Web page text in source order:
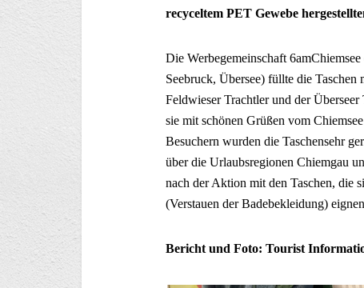
recyceltem PET Gewebe
Die Werbegemeinschaft
Seebruck, Übersee) füllte die
Feldwieser Trachtler und der
sie mit schönen Grüßen vom
Besuchern wurden die Taschensehr
über die Urlaubsregionen Chiemgau
nach der Aktion mit den Taschen, die
(Verstauen der Badebekleidung)
Bericht und Foto: Tourist